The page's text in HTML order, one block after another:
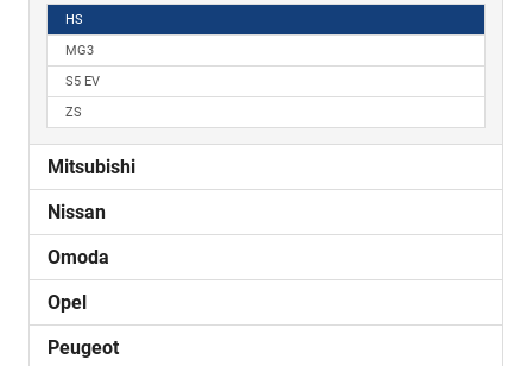
HS
MG3
S5 EV
ZS
Mitsubishi
Nissan
Omoda
Opel
Peugeot